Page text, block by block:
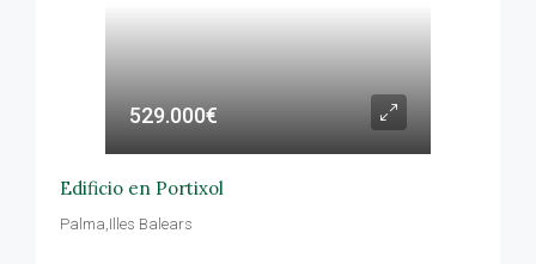
529.000€
Edificio en Portixol
Palma,Illes Balears